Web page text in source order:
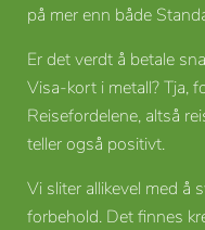
på mer enn både
Er det verdt å betale
Visa-kort i metall? Tja,
Reisefordelene, altså
teller også positivt.
Vi sliter allikevel med å
forbehold. Det finnes